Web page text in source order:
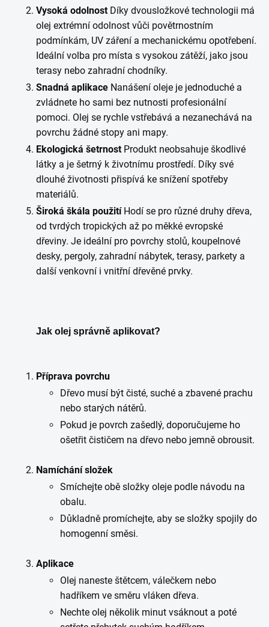
Vysoká odolnostDíky dvousložkové technologii má
olej extrémní odolnost vůči povětrnostním
podmínkám, UV záření a mechanickému opotřebení.
Ideální volba pro místa s vysokou zátěží, jako jsou
terasy nebo zahradní chodníky.
Snadná aplikace Nanášení oleje je jednoduché a
zvládnete ho sami bez nutnosti profesionální
pomoci. Olej se rychle vstřebává a nezanechává na
povrchu žádné stopy ani mapy.
Ekologická šetrnostProdukt neobsahuje škodlivé
látky a je šetrný k životnímu prostředí. Díky své
dlouhé životnosti přispívá ke snížení spotřeby
materiálů.
Široká škála použitíHodí se pro různé druhy dřeva,
od tvrdých tropických až po měkké evropské
dřeviny. Je ideální pro povrchy stolů, koupelnové
desky, pergoly, zahradní nábytek, terasy, parkety a
další venkovní i vnitřní dřevěné prvky.
Jak olej správně aplikovat?
Příprava povrchu
Dřevo musí být čisté, suché a zbavené prachu
nebo starých nátěrů.
Pokud je povrch zašedlý, doporučujeme ho
ošetřit čističem na dřevo nebo jemně obrousit.
Namíchání složek
Smíchejte obě složky oleje podle návodu na
obalu.
Důkladně promíchejte, aby se složky spojily do
homogenní směsi.
Aplikace
Olej naneste štětcem, válečkem nebo
hadříkem ve směru vláken dřeva.
Nechte olej několik minut vsáknout a poté